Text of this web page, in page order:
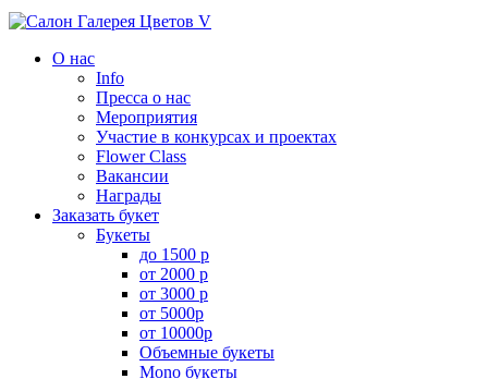
О нас
Info
Пресса о нас
Мероприятия
Участие в конкурсах и проектах
Flower Class
Вакансии
Награды
Заказать букет
Букеты
до 1500 р
от 2000 р
от 3000 р
от 5000р
от 10000р
Объемные букеты
Mono букеты